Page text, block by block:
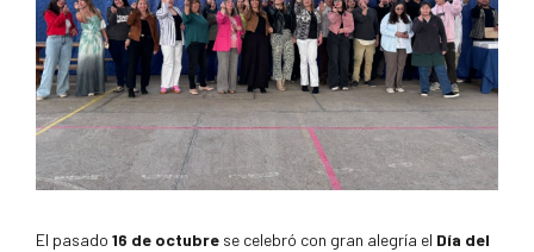
El pasado 16 de octubre se celebró con gran alegría el Día del